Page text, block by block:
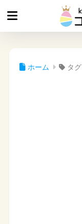
ホーム タグ